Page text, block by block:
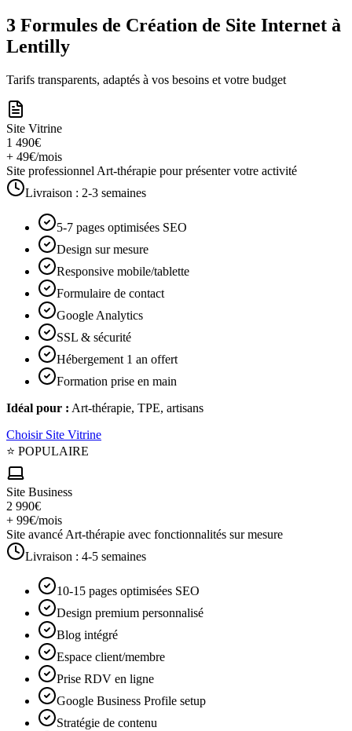
3 Formules de Création de Site Internet à
Lentilly
Tarifs transparents, adaptés à vos besoins et votre budget
Site Vitrine
1 490€
+ 49€/mois
Site professionnel Art-thérapie pour présenter votre activité
Livraison : 2-3 semaines
5-7 pages optimisées SEO
Design sur mesure
Responsive mobile/tablette
Formulaire de contact
Google Analytics
SSL & sécurité
Hébergement 1 an offert
Formation prise en main
Idéal pour : Art-thérapie, TPE, artisans
Choisir Site Vitrine
⭐ POPULAIRE
Site Business
2 990€
+ 99€/mois
Site avancé Art-thérapie avec fonctionnalités sur mesure
Livraison : 4-5 semaines
10-15 pages optimisées SEO
Design premium personnalisé
Blog intégré
Espace client/membre
Prise RDV en ligne
Google Business Profile setup
Stratégie de contenu